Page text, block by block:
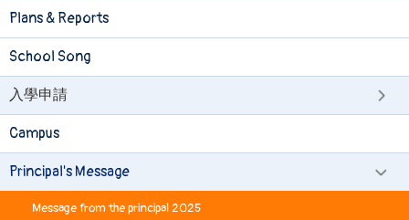
Plans & Reports
School Song
入學申請
Campus
Principal's Message
Message from the principal 2025